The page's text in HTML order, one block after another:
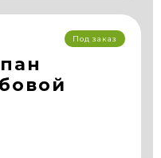
Под заказ